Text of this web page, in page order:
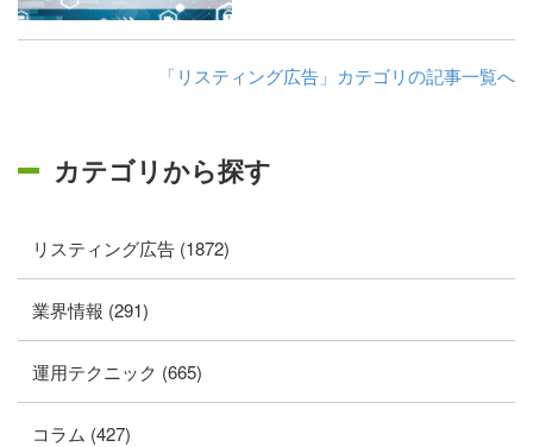
「リスティング広告」カテゴリの記事一覧へ
カテゴリから探す
リスティング広告 (1872)
業界情報 (291)
運用テクニック (665)
コラム (427)